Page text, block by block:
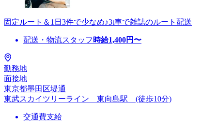
固定ルート＆1日3件で少なめ♪3t車で雑誌のルート配送
配送・物流スタッフ 時給1,400円〜
勤務地
面接地
東京都墨田区堤通
東武スカイツリーライン 東向島駅 (徒歩10分)
交通費支給